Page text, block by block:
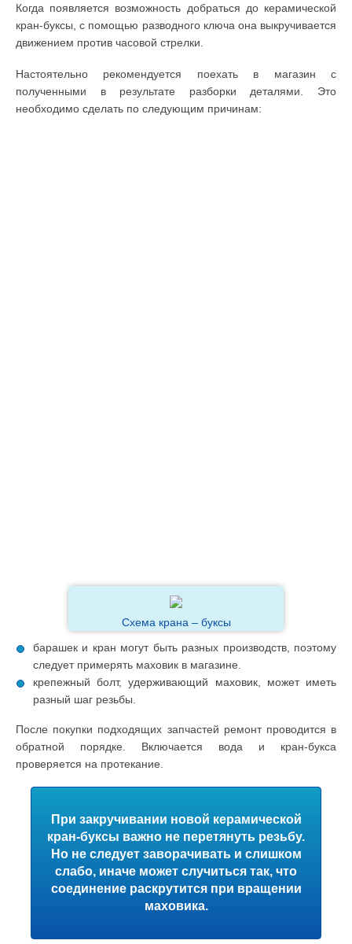
Когда появляется возможность добраться до керамической
кран-буксы, с помощью разводного ключа она выкручивается
движением против часовой стрелки.
Настоятельно рекомендуется поехать в магазин с
полученными в результате разборки деталями. Это
необходимо сделать по следующим причинам:
Схема крана – буксы
барашек и кран могут быть разных производств, поэтому
следует примерять маховик в магазине.
крепежный болт, удерживающий маховик, может иметь
разный шаг резьбы.
После покупки подходящих запчастей ремонт проводится в
обратной порядке. Включается вода и кран-букса
проверяется на протекание.
При закручивании новой керамической
кран-буксы важно не перетянуть резьбу.
Но не следует заворачивать и слишком
слабо, иначе может случиться так, что
соединение раскрутится при вращении
маховика.